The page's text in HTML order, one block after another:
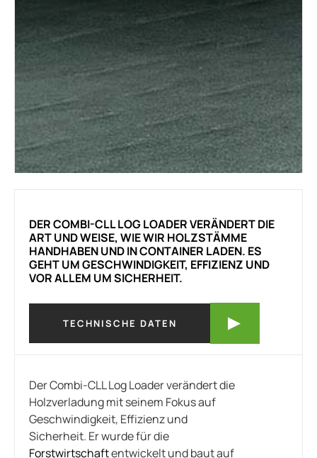
DER COMBI-CLL LOG LOADER VERÄNDERT DIE
ART UND WEISE, WIE WIR HOLZSTÄMME
HANDHABEN UND IN CONTAINER LADEN. ES
GEHT UM GESCHWINDIGKEIT, EFFIZIENZ UND
VOR ALLEM UM SICHERHEIT.
TECHNISCHE DATEN
Der Combi-CLL Log Loader verändert die
Holzverladung mit seinem Fokus auf
Geschwindigkeit, Effizienz und
Sicherheit. Er wurde für die
Forstwirtschaftentwickelt und baut auf